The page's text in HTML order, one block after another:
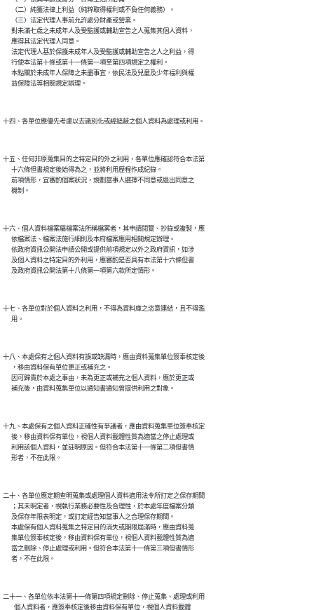
      （二）純獲法律上利益（純粹取得權利或不負任何義務）。
      （三）法定代理人事前允許處分財產或營業。
      對未滿七歲之未成年人及受監護或輔助宣告之人蒐集其個人資料，
      應得其法定代理人同意。
      法定代理人基於保護未成年人及受監護或輔助宣告之人之利益，得
      行使本法第十條或第十一條第一項至第四項規定之權利。
      本點關於未成年人保障之未盡事宜，依民法及兒童及少年福利與權
十五、任何非原蒐集目的之特定目的外之利用，各單位應確認符合本法第
      十六條但書規定後始得為之，並將利用歷程作成紀錄。
      前項情形，宜審酌個案狀況，規劃當事人選擇不同意或退出同意之
十六、個人資料檔案屬檔案法所稱檔案者，其申請閱覽、抄錄或複製，應
      依檔案法、檔案法施行細則及本府檔案應用相關規定辦理。
      依政府資訊公開法申請公開或提供前項規定以外之政府資訊，如涉
      及個人資料之特定目的外利用，應審酌是否具有本法第十六條但書
十七、各單位對於個人資料之利用，不得為資料庫之恣意連結，且不得濫
十八、本處保有之個人資料有誤或缺漏時，應由資料蒐集單位簽奉核定後
      ，移由資料保有單位更正或補充之。
      因可歸責於本處之事由，未為更正或補充之個人資料，應於更正或
十九、本處保有之個人資料正確性有爭議者，應由資料蒐集單位簽奉核定
      後，移由資料保有單位，視個人資料載體性質為適當之停止處理或
      利用該個人資料，並註明原因。但符合本法第十一條第二項但書情
二十、各單位應定期查明蒐集或處理個人資料適用法令所訂定之保存期間
      ；其未明定者，視執行業務必要性及合理性，於本處年度檔案分類
      及保存年限表明定，或訂定經告知當事人之合理保存期間。
      本處保有個人資料蒐集之特定目的消失或期限屆滿時，應由資料蒐
      集單位簽奉核定後，移由資料保有單位，視個人資料載體性質為適
      當之刪除、停止處理或利用。但符合本法第十一條第三項但書情形
二十一、各單位依本法第十一條第四項規定刪除、停止蒐集、處理或利用
        個人資料者，應簽奉核定後移由資料保有單位，視個人資料載體